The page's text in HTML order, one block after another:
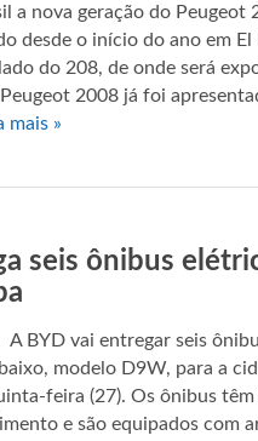
a nova geração do Peugeot
desde o início do ano em El
do 208, de onde será
2008 já foi
mais »
seis ônibus
BYD vai entregar seis
modelo D9W, para a
feira (27). Os ônibus têm
e são equipados com